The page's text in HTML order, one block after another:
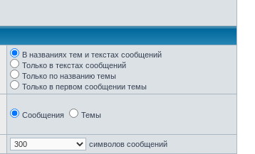
В названиях тем и текстах сообщений
Только в текстах сообщений
Только по названию темы
Только в первом сообщении темы
Сообщения Темы
символов сообщений